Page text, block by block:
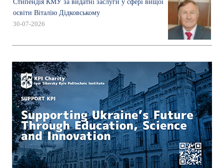
Стипендія КМУ за видатні заслуги у сфері вищої
освіти Віталію Дідковському
30-07-2026